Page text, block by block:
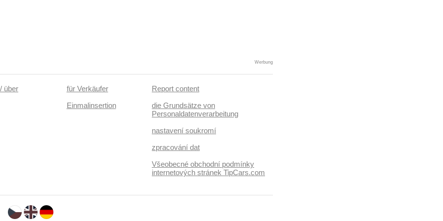
Werbung
über
für Verkäufer
Einmalinsertion
Report content
die Grundsätze von
Personaldatenverarbeitung
nastavení soukromí
zpracování dat
Všeobecné obchodní podmínky
internetových stránek TipCars.com